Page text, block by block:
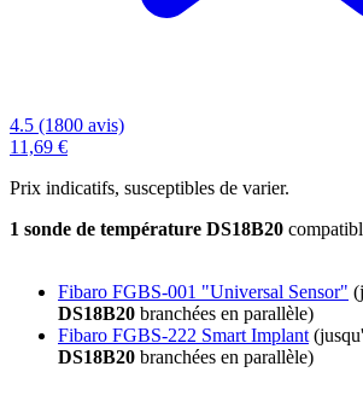
4.5 (1800 avis)
11,69 €
Prix indicatifs, susceptibles de varier.
1 sonde de température DS18B20
Fibaro FGBS‑001 "Universal Sensor"
DS18B20 branchées en parallèle)
Fibaro FGBS‑222 Smart Implant
DS18B20 branchées en parallèle)